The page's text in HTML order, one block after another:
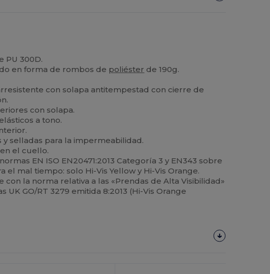
PU 300D.
en forma de rombos de poliéster de 190g.
con solapa antitempestad con cierre de
con solapa.
elásticos a tono.
y selladas para la impermeabilidad.
el cuello.
EN ISO EN20471:2013 Categoría 3 y EN343 sobre
el mal tiempo: solo Hi-Vis Yellow y Hi-Vis Orange.
con la norma relativa a las «Prendas de Alta Visibilidad»
UK GO/RT 3279 emitida 8:2013 (Hi-Vis Orange